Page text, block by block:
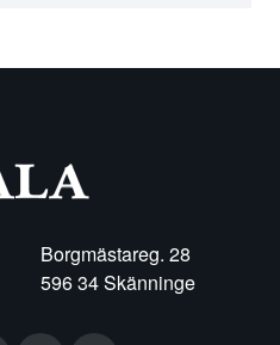
Borgmästareg. 28
596 34 Skänninge